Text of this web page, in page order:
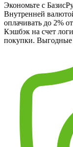
Экономьте с
Внутренней
оплачивать до 2%
Кэшбэк на счет
покупки. Выгодные